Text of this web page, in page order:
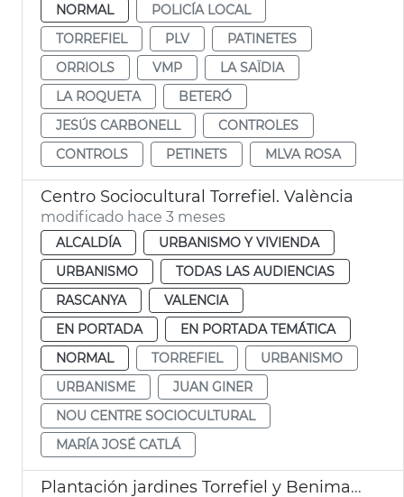
NORMAL
POLICÍA LOCAL
TORREFIEL
PLV
PATINETES
ORRIOLS
VMP
LA SAÏDIA
LA ROQUETA
BETERÓ
JESÚS CARBONELL
CONTROLES
CONTROLS
PETINETS MLVA ROSA
Centro Sociocultural Torrefiel. València
modificado hace 3 meses
ALCALDÍA
URBANISMO Y VIVIENDA
URBANISMO
TODAS LAS AUDIENCIAS
RASCANYA
VALENCIA
EN PORTADA
EN PORTADA TEMÁTICA
NORMAL
TORREFIEL
URBANISMO
URBANISME
JUAN GINER
NOU CENTRE SOCIOCULTURAL
MARÍA JOSÉ CATLÁ
Plantación jardines Torrefiel y Benimaclet València